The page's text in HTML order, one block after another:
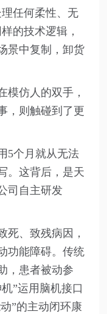
任何柔性、无
的技术逻辑，
景中复制，卸货
模仿人的双手，
，则触碰到了更
5个月就从无法
。这背后，是天
司自主研发
死、致残病因，
功能障碍。传统
，患者被动参
”运用脑机接口
”的主动闭环康